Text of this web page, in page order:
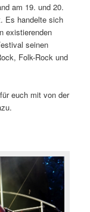
am 19. und 20.
Es handelte sich
existierenden
seinen
Folk-Rock und
euch mit von der